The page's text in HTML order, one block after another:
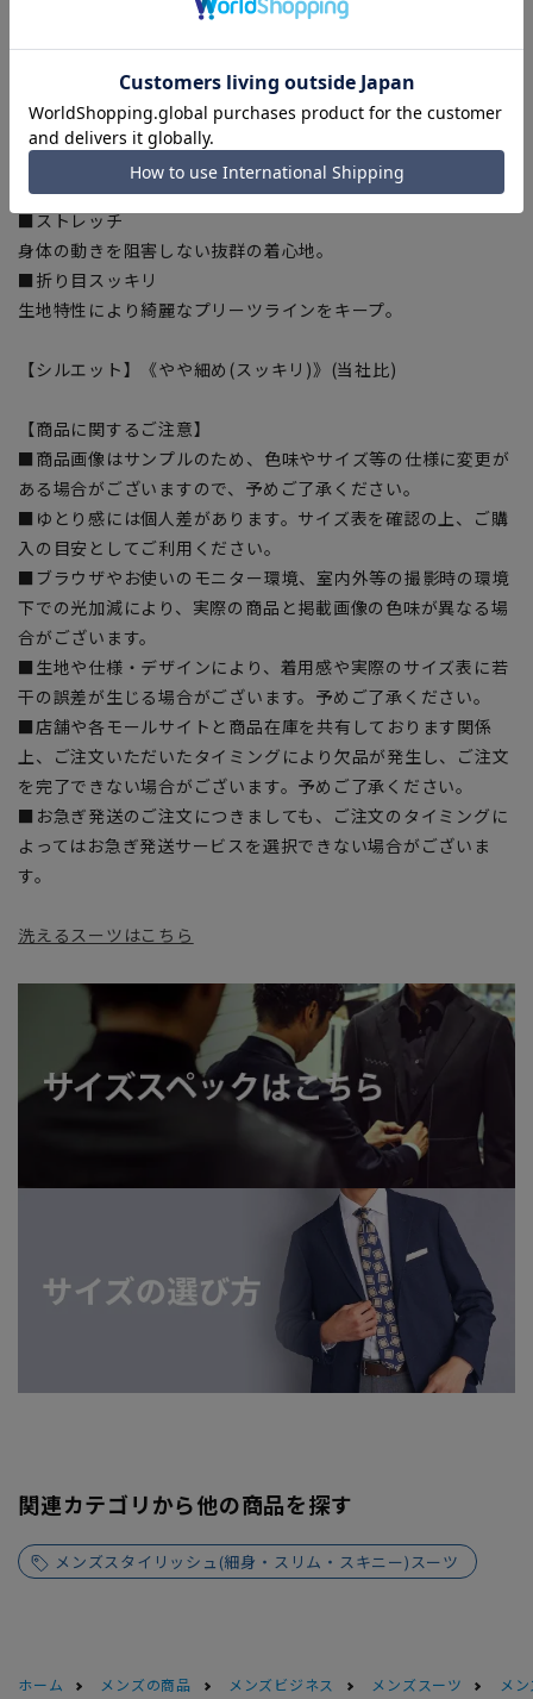
ず程よいゆとりを与えます。
【仕様・機能】
■ウォッシャブル
家庭で洗濯機による洗濯が可能、洗濯ネットに入れて洗ってい
ただけます。さらにハンガーにかけてシャワーで汚れを洗い流
すシャワークリーンも可能です。
■ストレッチ
身体の動きを阻害しない抜群の着心地。
■折り目スッキリ
生地特性により綺麗なプリーツラインをキープ。
【シルエット】《やや細め(スッキリ)》(当社比)
【商品に関するご注意】
■商品画像はサンプルのため、色味やサイズ等の仕様に変更が
ある場合がございますので、予めご了承ください。
■ゆとり感には個人差があります。サイズ表を確認の上、ご購
入の目安としてご利用ください。
■ブラウザやお使いのモニター環境、室内外等の撮影時の環境
下での光加減により、実際の商品と掲載画像の色味が異なる場
合がございます。
■生地や仕様・デザインにより、着用感や実際のサイズ表に若
干の誤差が生じる場合がございます。予めご了承ください。
■店舗や各モールサイトと商品在庫を共有しております関係
上、ご注文いただいたタイミングにより欠品が発生し、ご注文
を完了できない場合がございます。予めご了承ください。
■お急ぎ発送のご注文につきましても、ご注文のタイミングに
よってはお急ぎ発送サービスを選択できない場合がございま
す。
洗えるスーツはこちら
関連カテゴリから他の商品を探す
メンズスタイリッシュ(細身・スリム・スキニー)スーツ
ホーム メンズの商品 メンズビジネス メンズスーツ
メ